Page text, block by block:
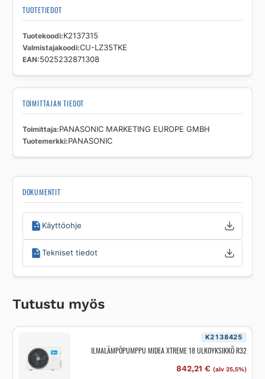
TUOTETIEDOT
Tuotekoodi K2137315
Valmistajakoodi CU-LZ35TKE
EAN 5025232871308
TOIMITTAJAN TIEDOT
Toimittaja PANASONIC MARKETING EUROPE GMBH
Tuotemerkki PANASONIC
DOKUMENTIT
Käyttöohje
Tekniset tiedot
Tutustu myös
K2138425
ILMALÄMPÖPUMPPU MIDEA XTREME 18 ULKOYKSIKKÖ R32
842,21 € (alv 25,5%)